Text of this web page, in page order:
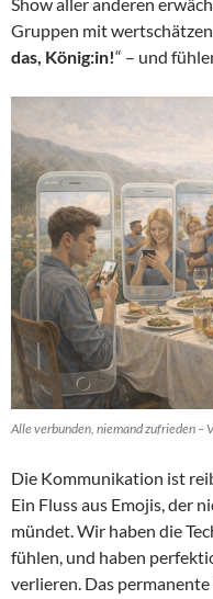
Gruppen mit
das, König:in!“ – und
Alle verbunden, niemand zufrieden –
Die Kommunikation ist
Ein Fluss aus Emojis, der
mündet. Wir haben die
fühlen, und haben
verlieren. Das